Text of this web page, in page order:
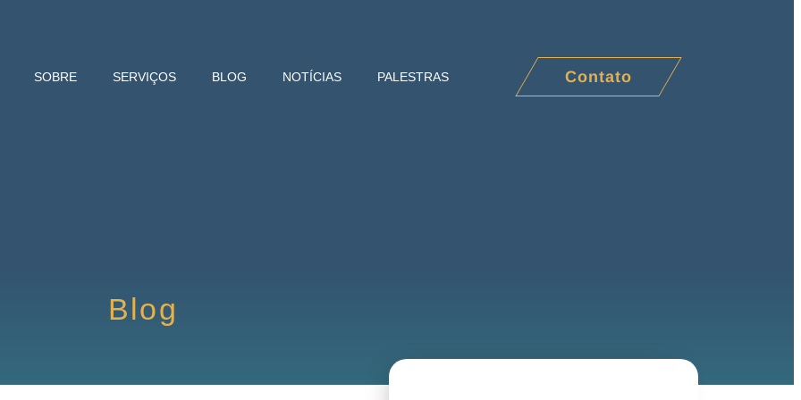
SOBRE SERVIÇOS BLOG NOTÍCIAS PALESTRAS Contato
Blog